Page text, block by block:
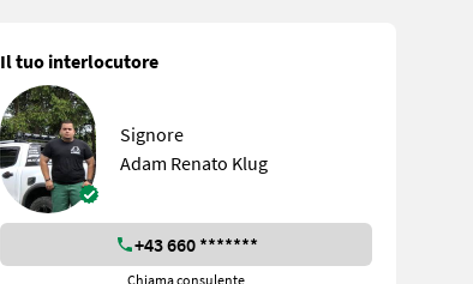
Il tuo interlocutore
Signore
Adam Renato Klug
+43 660 *******
Chiama consulente